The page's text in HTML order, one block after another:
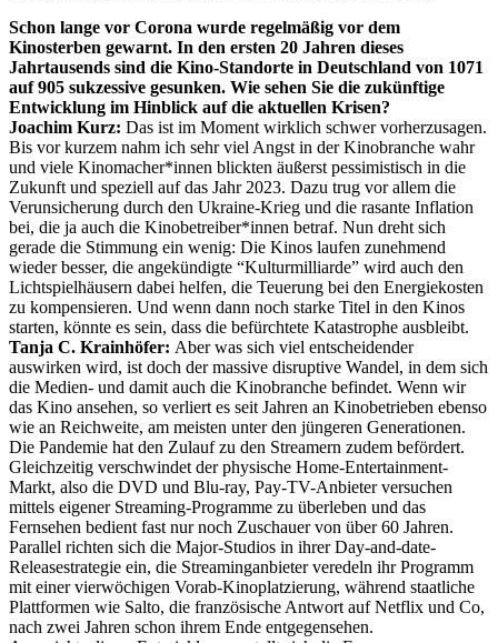
Schon lange vor Corona wurde regelmäßig vor dem
Kinosterben gewarnt. In den ersten 20 Jahren dieses
Jahrtausends sind die Kino-Standorte in Deutschland von 1071
auf 905 sukzessive gesunken. Wie sehen Sie die zukünftige
Entwicklung im Hinblick auf die aktuellen Krisen?
Joachim Kurz: Das ist im Moment wirklich schwer vorherzusagen.
Bis vor kurzem nahm ich sehr viel Angst in der Kinobranche wahr
und viele Kinomacher*innen blickten äußerst pessimistisch in die
Zukunft und speziell auf das Jahr 2023. Dazu trug vor allem die
Verunsicherung durch den Ukraine-Krieg und die rasante Inflation
bei, die ja auch die Kinobetreiber*innen betraf. Nun dreht sich
gerade die Stimmung ein wenig: Die Kinos laufen zunehmend
wieder besser, die angekündigte “Kulturmilliarde” wird auch den
Lichtspielhäusern dabei helfen, die Teuerung bei den Energiekosten
zu kompensieren. Und wenn dann noch starke Titel in den Kinos
starten, könnte es sein, dass die befürchtete Katastrophe ausbleibt.
Tanja C. Krainhöfer: Aber was sich viel entscheidender
auswirken wird, ist doch der massive disruptive Wandel, in dem sich
die Medien- und damit auch die Kinobranche befindet. Wenn wir
das Kino ansehen, so verliert es seit Jahren an Kinobetrieben ebenso
wie an Reichweite, am meisten unter den jüngeren Generationen.
Die Pandemie hat den Zulauf zu den Streamern zudem befördert.
Gleichzeitig verschwindet der physische Home-Entertainment-
Markt, also die DVD und Blu-ray, Pay-TV-Anbieter versuchen
mittels eigener Streaming-Programme zu überleben und das
Fernsehen bedient fast nur noch Zuschauer von über 60 Jahren.
Parallel richten sich die Major-Studios in ihrer Day-and-date-
Releasestrategie ein, die Streaminganbieter veredeln ihr Programm
mit einer vierwöchigen Vorab-Kinoplatzierung, während staatliche
Plattformen wie Salto, die französische Antwort auf Netflix und Co,
nach zwei Jahren schon ihrem Ende entgegensehen.